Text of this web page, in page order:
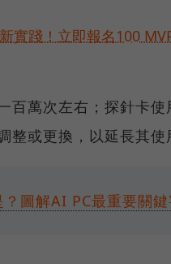
實踐！立即報名100
百萬次左右；探針卡使
或更換，以延長其使
圖解AI PC最重要關